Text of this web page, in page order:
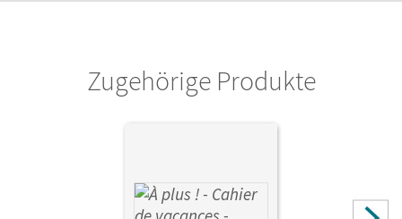
Zugehörige Produkte